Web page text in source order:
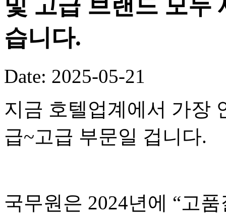
및 고급 브랜드 모두
습니다.
Date: 2025-05-21
지금 호텔업계에서 가장
급~고급 부문일 겁니다.
국무원은 2024년에 “고